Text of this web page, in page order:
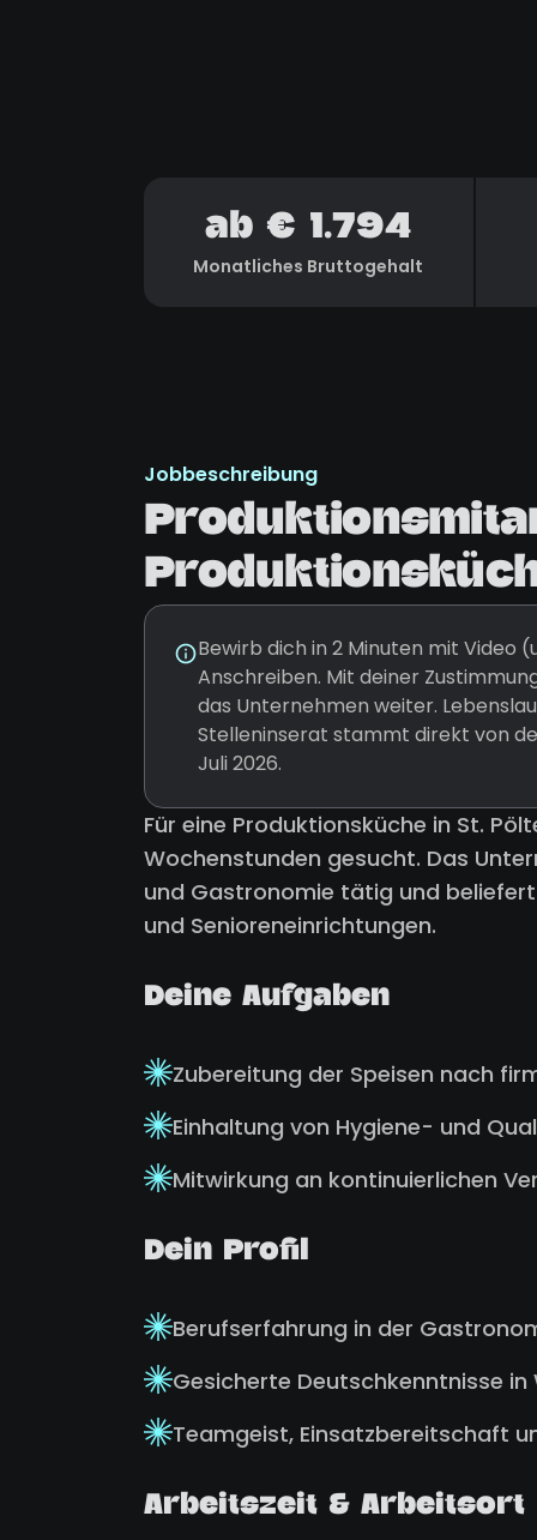
ab € 1.794
Monatliches Bruttogehalt
Jobbeschreibung
Bewirb dich in 2 Minuten mit Video
Anschreiben. Mit deiner
das Unternehmen weiter.
Stelleninserat stammt direkt von
Juli 2026.
Für eine Produktionsküche in St.
Wochenstunden gesucht. Das
und Gastronomie tätig und
und Senioreneinrichtungen.
Deine Aufgaben
Zubereitung der Speisen nach
Einhaltung von Hygiene- und
Mitwirkung an kontinuierlichen
Dein Profil
Berufserfahrung in der
Gesicherte Deutschkenntnisse
Teamgeist, Einsatzbereitschaft
Arbeitszeit & Arbeitsort